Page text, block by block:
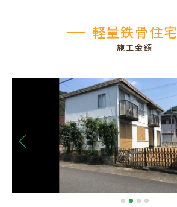
施工金額
軽量鉄骨住宅